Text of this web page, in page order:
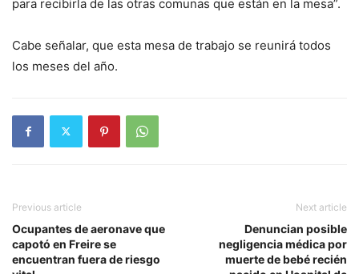
para recibirla de las otras comunas que están en la mesa”.
Cabe señalar, que esta mesa de trabajo se reunirá todos
los meses del año.
Previous article
Ocupantes de aeronave que
capotó en Freire se
encuentran fuera de riesgo
Next article
Denuncian posible
negligencia médica por
muerte de bebé recién